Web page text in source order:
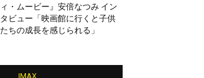
ィ・ムービー』安倍なつみ イン
タビュー「映画館に行くと子供
たちの成長を感じられる」
IMAX